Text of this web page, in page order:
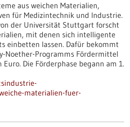
aus weichen Materialien,
für Medizintechnik und Industrie.
der Universität Stuttgart forscht
mit denen sich intelligente
einbetten lassen. Dafür bekommt
Noether-Programms Fördermittel
Die Förderphase begann am 1.
materialien-fuer-